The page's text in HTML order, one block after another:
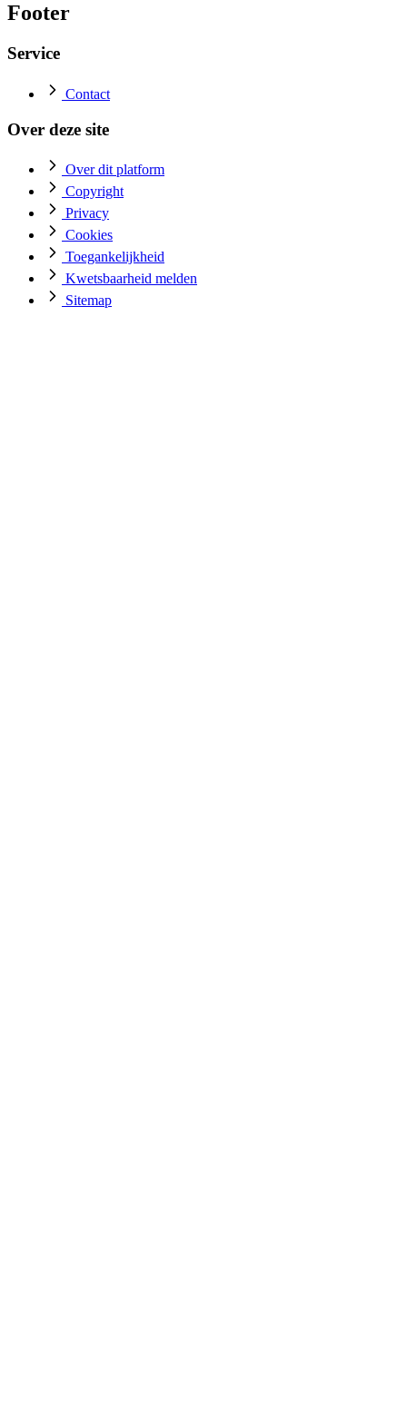
Footer
Service
Contact
Over deze site
Over dit platform
Copyright
Privacy
Cookies
Toegankelijkheid
Kwetsbaarheid melden
Sitemap